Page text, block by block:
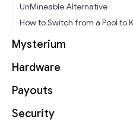
UnMineable Alternative
How to Switch from a Pool to
Mysterium
Hardware
Payouts
Security